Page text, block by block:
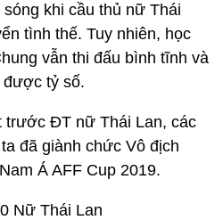
khi cầu thủ nữ Thái
tình thế. Tuy nhiên, học
vẫn thi đấu bình tĩnh và
được tỷ số.
trước ĐT nữ Thái Lan, các
đã giành chức Vô địch
Á AFF Cup 2019.
Nữ Thái Lan